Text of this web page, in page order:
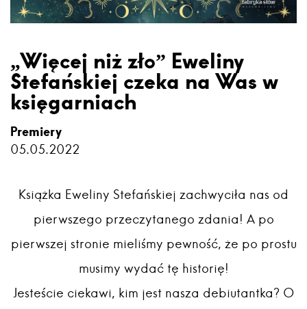
„Więcej niż zło” Eweliny
Stefańskiej czeka na Was w
księgarniach
Premiery
05.05.2022
Książka Eweliny Stefańskiej zachwyciła nas od
pierwszego przeczytanego zdania! A po
pierwszej stronie mieliśmy pewność, że po prostu
musimy wydać tę historię!
Jesteście ciekawi, kim jest nasza debiutantka? O